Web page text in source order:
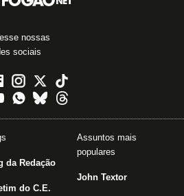
nossas
sociais
da Redação
do C.E.
Assuntos mais
populares
John Textor